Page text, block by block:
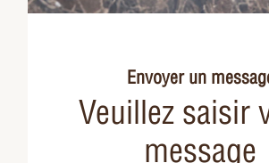
Envoyer un
Veuillez saisir
message